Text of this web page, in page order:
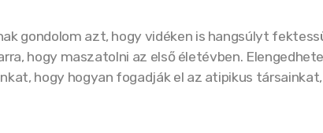
gondolom azt, hogy vidéken is hangsúlyt
hogy maszatolni az első életévben.
hogy hogyan fogadják el az atipikus